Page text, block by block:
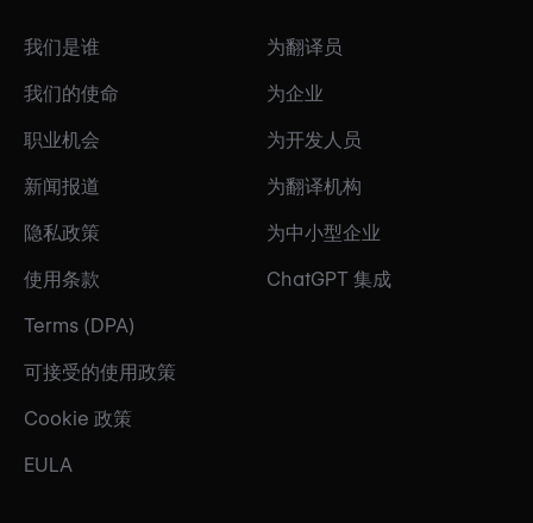
我们是谁
我们的使命
职业机会
新闻报道
隐私政策
使用条款
Terms (DPA)
可接受的使用政策
Cookie 政策
EULA
为翻译员
为企业
为开发人员
为翻译机构
为中小型企业
ChatGPT 集成